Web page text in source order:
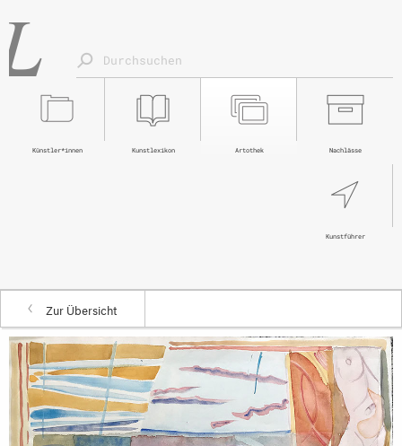
Nachlässe
Artothek
Kunstlexikon
Künstler*innen
Kunstführer
Zur Übersicht